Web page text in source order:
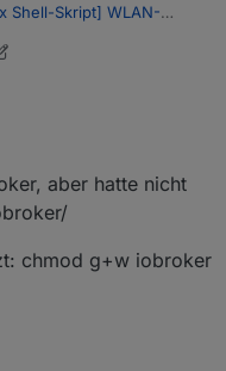
Xferd  Average Speed
Dload  Upload
file tmp.zip: Keine
0   1802      0
output to
ist nicht
__  __          __
/ / / /___  ____/ /___
Shell-Skript] WLAN-
user?
aber hatte nicht
chmod g+w iobroker